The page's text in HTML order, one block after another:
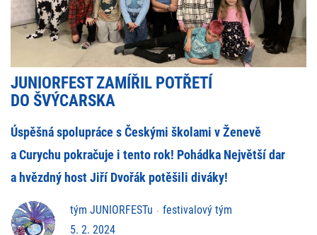
JUNIORFEST ZAMÍŘIL POTŘETÍ
DO ŠVÝCARSKA
Úspěšná spolupráce s Českými školami v Ženevě
a Curychu pokračuje i tento rok! Pohádka Největší dar
a hvězdný host Jiří Dvořák potěšili diváky!
tým JUNIORFESTu
festivalový tým
5. 2. 2024